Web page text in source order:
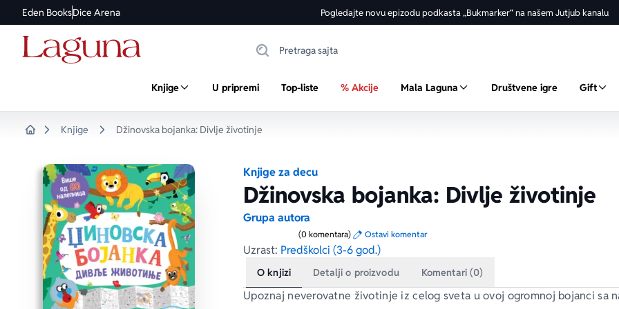
Eden BooksDice Arena Pogledajte novu epizodu podkasta „Bukmarker“ na našem Jutjub kanalu
Knjige U pripremi Top-liste % Akcije Mala Laguna Društvene igre Gift
Knjige Džinovska bojanka: Divlje životinje
Knjige za decu
Džinovska bojanka: Divlje životinje
Grupa autora
(0 komentara) Ostavi komentar
Uzrast: Predškolci (3-6 god.)
O knjizi Detalji o proizvodu Komentari (0)
Upoznaj neverovatne životinje iz celog sveta u ovoj ogromnoj bojanci sa